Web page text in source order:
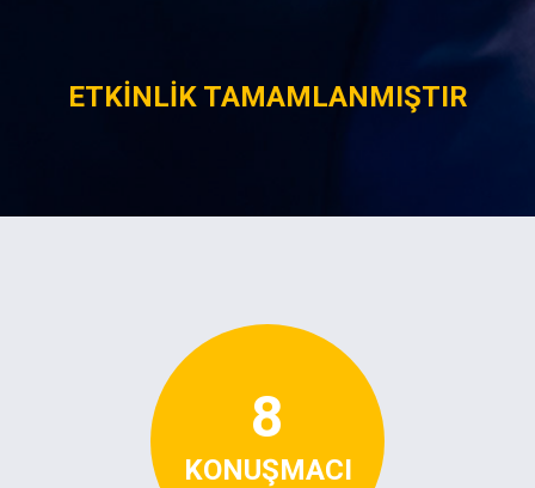
ETKİNLİK TAMAMLANMIŞTIR
8
KONUŞMACI